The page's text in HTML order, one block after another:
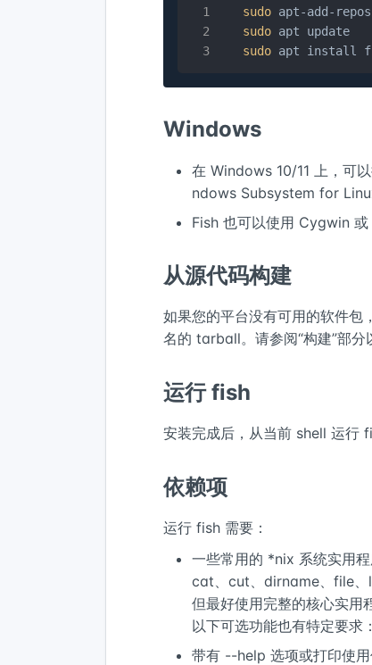
sudo apt-add-
sudo apt update
sudo apt install
Windows
在 Windows 10/11 上，可
ndows Subsystem for
Fish 也可以使用 Cygwin 或
从源代码构建
如果您的平台没有可用的软件包
名的 tarball。请参阅“构建”部分
运行 fish
安装完成后，从当前 shell 运行
依赖项
运行 fish 需要：
一些常用的 *nix 系统实用
cat、cut、dirname、file
但最好使用完整的核心实用
以下可选功能也有特定要求：
带有 --help 选项或打印使